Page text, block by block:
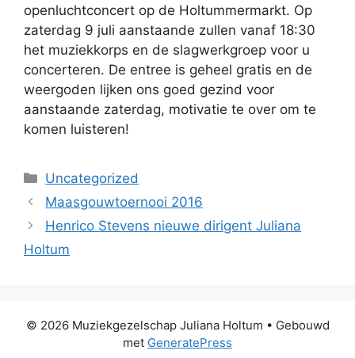
openluchtconcert op de Holtummermarkt. Op
zaterdag 9 juli aanstaande zullen vanaf 18:30
het muziekkorps en de slagwerkgroep voor u
concerteren. De entree is geheel gratis en de
weergoden lijken ons goed gezind voor
aanstaande zaterdag, motivatie te over om te
komen luisteren!
Categorieën
Uncategorized
Maasgouwtoernooi 2016
Henrico Stevens nieuwe dirigent Juliana
Holtum
© 2026 Muziekgezelschap Juliana Holtum • Gebouwd
met GeneratePress